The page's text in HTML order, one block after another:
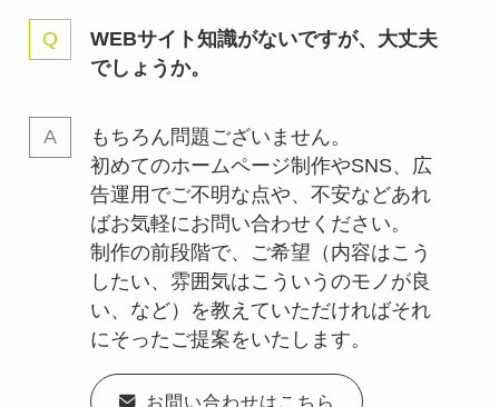
WEBサイト知識がないですが、大丈夫
でしょうか。
もちろん問題ございません。
初めてのホームページ制作やSNS、広
告運用でご不明な点や、不安などあれ
ばお気軽にお問い合わせください。
制作の前段階で、ご希望（内容はこう
したい、雰囲気はこういうのモノが良
い、など）を教えていただければそれ
にそったご提案をいたします。
お問い合わせはこちら